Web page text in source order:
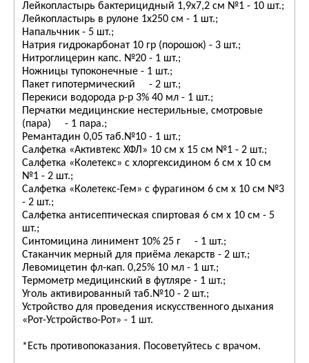
Лейкопластырь бактерицидный 1,9х7,2 см №1 - 10 шт.;
Лейкопластырь в рулоне 1х250 см - 1 шт.;
Напальчник - 5 шт.;
Натрия гидрокарбонат 10 гр (порошок) - 3 шт.;
Нитроглицерин капс. №20 - 1 шт.;
Ножницы тупоконечные - 1 шт.;
Пакет гипотермический - 2 шт.;
Перекиси водорода р-р 3% 40 мл - 1 шт.;
Перчатки медицинские нестерильные, смотровые
(пара) - 1 пара.;
Ремантадин 0,05 таб.№10 - 1 шт.;
Салфетка «Активтекс ХФЛ» 10 см х 15 см №1 - 2 шт.;
Салфетка «Колетекс» с хлоргексидином 6 см х 10 см
№1 - 2 шт.;
Салфетка «Колетекс-Гем» с фурагином 6 см х 10 см №3
- 2 шт.;
Салфетка антисептическая спиртовая 6 см х 10 см - 5
шт.;
Синтомицина линимент 10% 25 г - 1 шт.;
Стаканчик мерный для приёма лекарств - 2 шт.;
Левомицетин фл-кап. 0,25% 10 мл - 1 шт.;
Термометр медицинский в футляре - 1 шт.;
Уголь активированный таб.№10 - 2 шт.;
Устройство для проведения искусственного дыхания
«Рот-Устройство-Рот» - 1 шт.
*Есть противопоказания. Посоветуйтесь с врачом.